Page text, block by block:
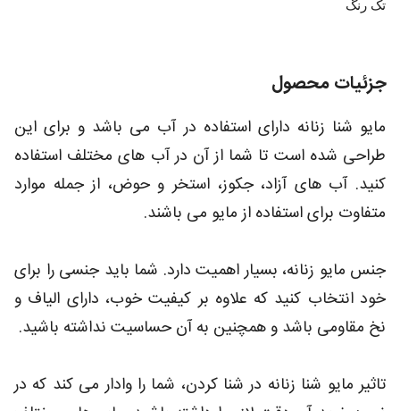
تک رنگ
جزئیات محصول
مایو شنا زنانه دارای استفاده در آب می باشد و برای این
طراحی شده است تا شما از آن در آب های مختلف استفاده
کنید. آب های آزاد، جکوز، استخر و حوض، از جمله موارد
متفاوت برای استفاده از مایو می باشند.
جنس مایو زنانه، بسیار اهمیت دارد. شما باید جنسی را برای
خود انتخاب کنید که علاوه بر کیفیت خوب، دارای الیاف و
نخ مقاومی باشد و همچنین به آن حساسیت نداشته باشید.
تاثیر مایو شنا زنانه در شنا کردن، شما را وادار می کند که در